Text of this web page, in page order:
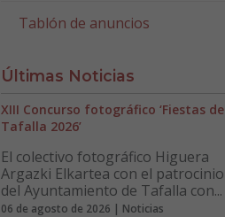
Tablón de anuncios
Últimas Noticias
XIII Concurso fotográfico ‘Fiestas de
Tafalla 2026’
El colectivo fotográfico Higuera
Argazki Elkartea con el patrocinio
del Ayuntamiento de Tafalla con...
06 de agosto de 2026 | Noticias